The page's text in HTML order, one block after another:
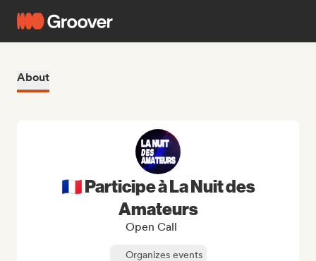
About
🇫🇷 Participe à La Nuit des
Amateurs
Open Call
Organizes events